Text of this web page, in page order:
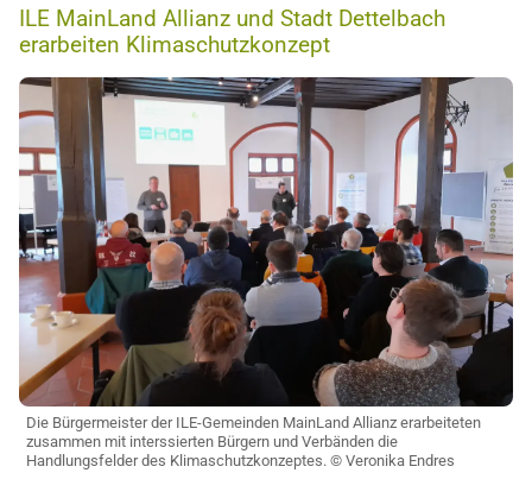
ILE MainLand Allianz und Stadt Dettelbach
erarbeiten Klimaschutzkonzept
Die Bürgermeister der ILE-Gemeinden MainLand Allianz erarbeiteten
zusammen mit interssierten Bürgern und Verbänden die
Handlungsfelder des Klimaschutzkonzeptes. © Veronika Endres